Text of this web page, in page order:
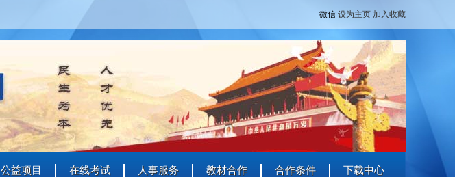
艺术人才 特殊群众
微信 设为主页 加入收藏
公益项目 在线考试 人事服务 教材合作 合作条件 下载中心